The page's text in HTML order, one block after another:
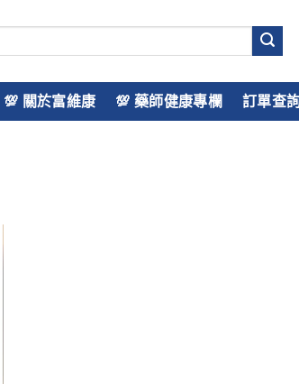
💯 關於富維康 💯 藥師健康專欄 訂單查